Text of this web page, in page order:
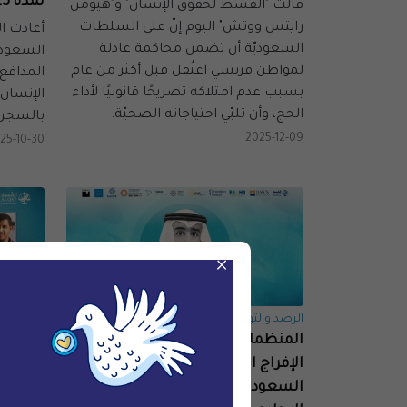
قالت "القسط لحقوق الإنسان" و"هيومن
رايتس ووتش" اليوم إنّ على السلطات
السعوديّة أن تضمن محاكمة عادلة
لمواطن فرنسي اعتُقل قبل أكثر من عام
بسبب عدم امتلاكه تصريحًا قانونيًا لأداء
الحج، وأن تلبّي احتياجاته الصحيّة.
2025-12-09
أعادت
بالسجن لمدة
10-30
الرصد والتوثيق
المنظمات غير الحكومية تدعو إلى
الإفراج الفوري عن المدافع
السعودي عن حقوق الإنسان محمد
الرصد
عشرة
×